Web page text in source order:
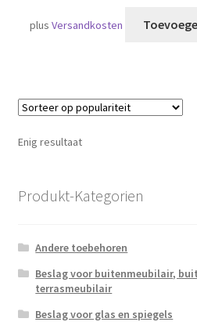
plusVersandkosten
Enig resultaat
Produkt-Kategorien
Andere toebehoren
Beslag voor buitenmeubilair,
terrasmeubilair
Beslag voor glas en spiegels